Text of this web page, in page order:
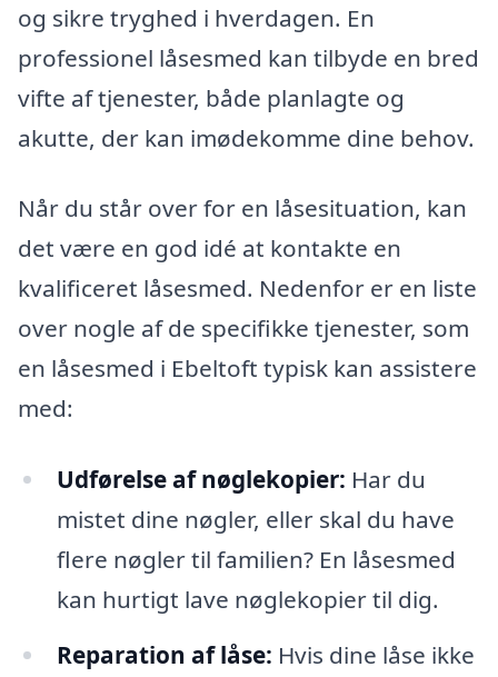
og sikre tryghed i hverdagen. En
professionel låsesmed kan tilbyde en bred
vifte af tjenester, både planlagte og
akutte, der kan imødekomme dine behov.
Når du står over for en låsesituation, kan
det være en god idé at kontakte en
kvalificeret låsesmed. Nedenfor er en liste
over nogle af de specifikke tjenester, som
en låsesmed i Ebeltoft typisk kan assistere
med:
Udførelse af nøglekopier: Har du
mistet dine nøgler, eller skal du have
flere nøgler til familien? En låsesmed
kan hurtigt lave nøglekopier til dig.
Reparation af låse: Hvis dine låse ikke